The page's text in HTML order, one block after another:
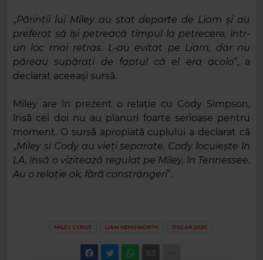
„Părinții lui Miley au stat departe de Liam și au
preferat să își petreacă timpul la petrecere, într-
un loc mai retras. L-au evitat pe Liam, dar nu
păreau supărați de faptul că el era acolo”, a
declarat aceeași sursă.
Miley are în prezent o relație cu Cody Simpson,
însă cei doi nu au planuri foarte serioase pentru
moment. O sursă apropiată cuplului a declarat că
„Miley și Cody au vieți separate. Cody locuiește în
LA, însă o vizitează regulat pe Miley, în Tennessee.
Au o relație ok, fără constrângeri”.
MILEY CYRUS LIAM HEMSWORTH OSCAR 2020